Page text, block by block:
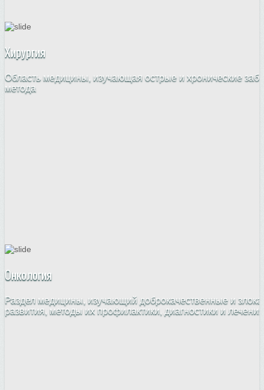
Хирургия
Область медицины, изучающая острые и хронические
метода
Онкология
Раздел медицины, изучающий доброкачественные и
развития, методы их профилактики, диагностики и лечения